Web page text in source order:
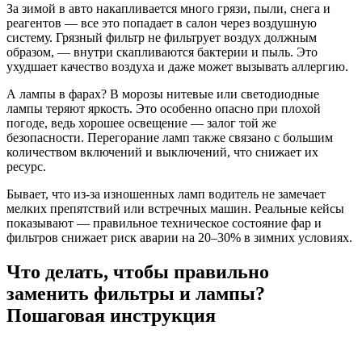
За зимой в авто накапливается много грязи, пыли, снега и
реагентов — все это попадает в салон через воздушную
систему. Грязный фильтр не фильтрует воздух должным
образом, — внутри скапливаются бактерии и пыль. Это
ухудшает качество воздуха и даже может вызывать аллергию.
А лампы в фарах? В морозы нитевые или светодиодные
лампы теряют яркость. Это особенно опасно при плохой
погоде, ведь хорошее освещение — залог той же
безопасности. Перегорание ламп также связано с большим
количеством включений и выключений, что снижает их
ресурс.
Бывает, что из-за изношенных ламп водитель не замечает
мелких препятствий или встречных машин. Реальные кейсы
показывают — правильное техническое состояние фар и
фильтров снижает риск аварии на 20–30% в зимних условиях.
Что делать, чтобы правильно
заменить фильтры и лампы?
Пошаговая инструкция